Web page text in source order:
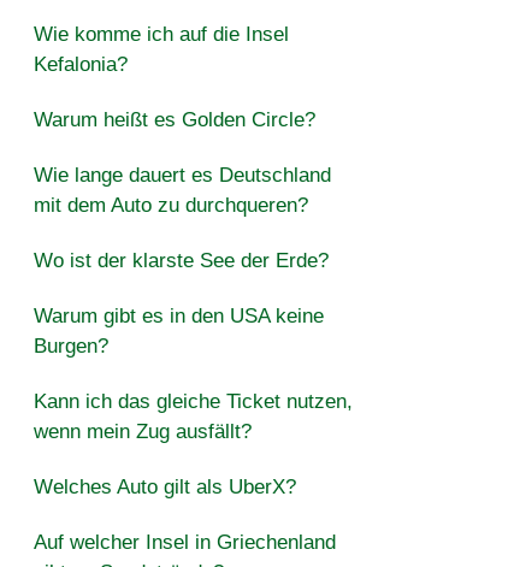
Wie komme ich auf die Insel
Kefalonia?
Warum heißt es Golden Circle?
Wie lange dauert es Deutschland
mit dem Auto zu durchqueren?
Wo ist der klarste See der Erde?
Warum gibt es in den USA keine
Burgen?
Kann ich das gleiche Ticket nutzen,
wenn mein Zug ausfällt?
Welches Auto gilt als UberX?
Auf welcher Insel in Griechenland